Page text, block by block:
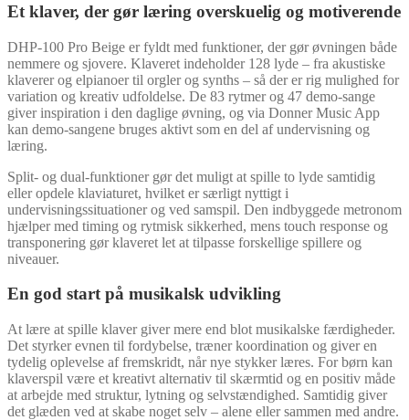
Et klaver, der gør læring overskuelig og motiverende
DHP-100 Pro Beige er fyldt med funktioner, der gør øvningen både
nemmere og sjovere. Klaveret indeholder 128 lyde – fra akustiske
klaverer og elpianoer til orgler og synths – så der er rig mulighed for
variation og kreativ udfoldelse. De 83 rytmer og 47 demo-sange
giver inspiration i den daglige øvning, og via Donner Music App
kan demo-sangene bruges aktivt som en del af undervisning og
læring.
Split- og dual-funktioner gør det muligt at spille to lyde samtidig
eller opdele klaviaturet, hvilket er særligt nyttigt i
undervisningssituationer og ved samspil. Den indbyggede metronom
hjælper med timing og rytmisk sikkerhed, mens touch response og
transponering gør klaveret let at tilpasse forskellige spillere og
niveauer.
En god start på musikalsk udvikling
At lære at spille klaver giver mere end blot musikalske færdigheder.
Det styrker evnen til fordybelse, træner koordination og giver en
tydelig oplevelse af fremskridt, når nye stykker læres. For børn kan
klaverspil være et kreativt alternativ til skærmtid og en positiv måde
at arbejde med struktur, lytning og selvstændighed. Samtidig giver
det glæden ved at skabe noget selv – alene eller sammen med andre.